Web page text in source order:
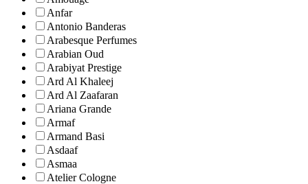
Anfar
Antonio Banderas
Arabesque Perfumes
Arabian Oud
Arabiyat Prestige
Ard Al Khaleej
Ard Al Zaafaran
Ariana Grande
Armaf
Armand Basi
Asdaaf
Asmaa
Atelier Cologne